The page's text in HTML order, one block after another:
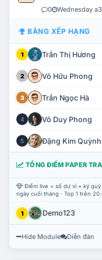
0 Wednesday
BẢNG XẾP HẠNG
1 Trần Thị Hương
2 Võ Hữu Phong
3 Trần Ngọc Hà
4 Võ Duy Phong
5 Đặng Kim Quỳnh
TỔNG ĐIỂM PAPER
Điểm live = số dư ví + ký quỹ
ngày cuối tháng · Top 1 trên
1 Demo123
Hide Module Diễn đàn